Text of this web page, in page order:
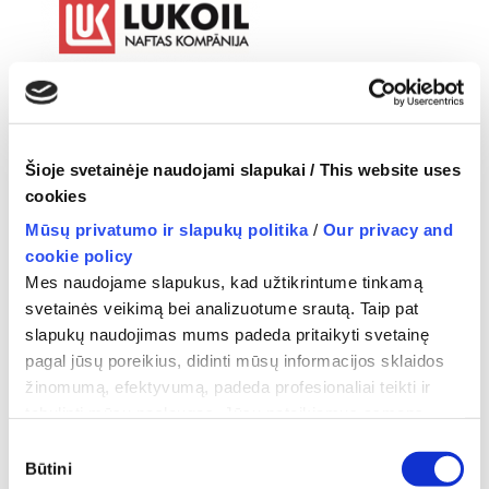
Šioje svetainėje naudojami slapukai / This website uses
cookies
Mūsų privatumo ir slapukų politika/ Our privacy and
cookie policy
Mes naudojame slapukus, kad užtikrintume tinkamą
svetainės veikimą bei analizuotume srautą. Taip pat
slapukų naudojimas mums padeda pritaikyti svetainę
pagal jūsų poreikius, didinti mūsų informacijos sklaidos
žinomumą, efektyvumą, padeda profesionaliai teikti ir
politika ir atitinkamais asmens duomenų saugos teisės
pasirinkimas
Būtini
← AMIC POLSKA sp. z o.o.